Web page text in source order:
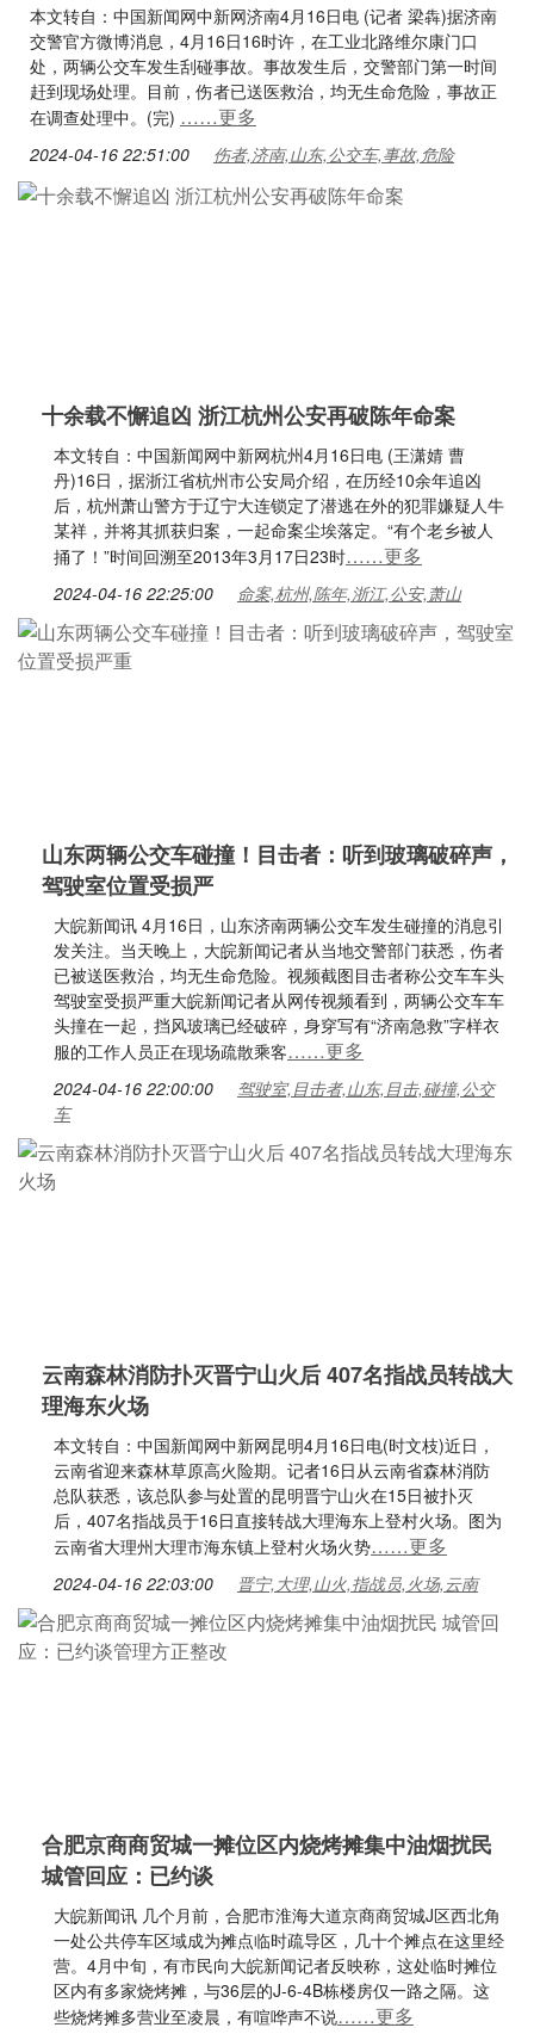
本文转自：中国新闻网中新网济南4月16日电 (记者 梁犇)据济南
交警官方微博消息，4月16日16时许，在工业北路维尔康门口
处，两辆公交车发生刮碰事故。事故发生后，交警部门第一时间
赶到现场处理。目前，伤者已送医救治，均无生命危险，事故正
在调查处理中。(完) ……更多
2024-04-16 22:51:00 伤者,济南,山东,公交车,事故,危险
十余载不懈追凶 浙江杭州公安再破陈年命案
本文转自：中国新闻网中新网杭州4月16日电 (王潇婧 曹
丹)16日，据浙江省杭州市公安局介绍，在历经10余年追凶
后，杭州萧山警方于辽宁大连锁定了潜逃在外的犯罪嫌疑人牛
某祥，并将其抓获归案，一起命案尘埃落定。“有个老乡被人
捅了！”时间回溯至2013年3月17日23时……更多
2024-04-16 22:25:00 命案,杭州,陈年,浙江,公安,萧山
山东两辆公交车碰撞！目击者：听到玻璃破碎声，
驾驶室位置受损严
大皖新闻讯 4月16日，山东济南两辆公交车发生碰撞的消息引
发关注。当天晚上，大皖新闻记者从当地交警部门获悉，伤者
已被送医救治，均无生命危险。视频截图目击者称公交车车头
驾驶室受损严重大皖新闻记者从网传视频看到，两辆公交车车
头撞在一起，挡风玻璃已经破碎，身穿写有“济南急救”字样衣
服的工作人员正在现场疏散乘客……更多
2024-04-16 22:00:00
驾驶室,目击者,山东,目击,碰撞,公交
车
云南森林消防扑灭晋宁山火后 407名指战员转战大
理海东火场
本文转自：中国新闻网中新网昆明4月16日电(时文枝)近日，
云南省迎来森林草原高火险期。记者16日从云南省森林消防
总队获悉，该总队参与处置的昆明晋宁山火在15日被扑灭
后，407名指战员于16日直接转战大理海东上登村火场。图为
云南省大理州大理市海东镇上登村火场火势……更多
2024-04-16 22:03:00 晋宁,大理,山火,指战员,火场,云南
合肥京商商贸城一摊位区内烧烤摊集中油烟扰民
城管回应：已约谈
大皖新闻讯 几个月前，合肥市淮海大道京商商贸城J区西北角
一处公共停车区域成为摊点临时疏导区，几十个摊点在这里经
营。4月中旬，有市民向大皖新闻记者反映称，这处临时摊位
区内有多家烧烤摊，与36层的J-6-4B栋楼房仅一路之隔。这
些烧烤摊多营业至凌晨，有喧哗声不说……更多